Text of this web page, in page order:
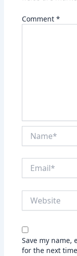
Comment*
Save my name,
for the next